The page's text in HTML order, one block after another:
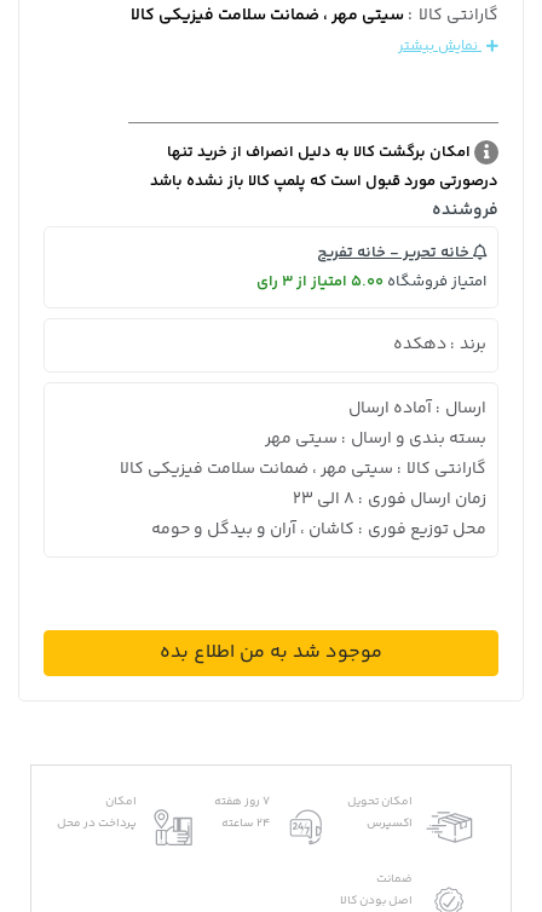
گارانتی کالا :سیتی مهر ، ضمانت سلامت فیزیکی کالا
نمایش بیشتر
امکان برگشت کالا به دلیل انصراف از خرید تنها
درصورتی مورد قبول است که پلمپ کالا باز نشده باشد
فروشنده
خانه تحریر - خانه تفریح
امتیاز فروشگاه 5.00 امتیاز از 3 رای
برند : دهکده
ارسال : آماده ارسال
بسته بندی و ارسال : سیتی مهر
گارانتی کالا : سیتی مهر ، ضمانت سلامت فیزیکی کالا
زمان ارسال فوری : 8 الی 23
محل توزیع فوری : کاشان ، آران و بیدگل و حومه
موجود شد به من اطلاع بده
امکان تحویل
اکسپرس
7 روز هفته
24 ساعته
امکان
پرداخت در محل
ضمانت
اصل بودن کالا